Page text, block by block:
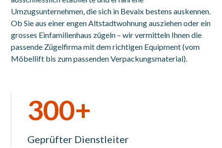
Umzugsunternehmen, die sich in Bevaix bestens auskennen.
Ob Sie aus einer engen Altstadtwohnung ausziehen oder ein
grosses Einfamilienhaus zügeln – wir vermitteln Ihnen die
passende Zügelfirma mit dem richtigen Equipment (vom
Möbellift bis zum passenden Verpackungsmaterial).
300+
Geprüfter Dienstleiter